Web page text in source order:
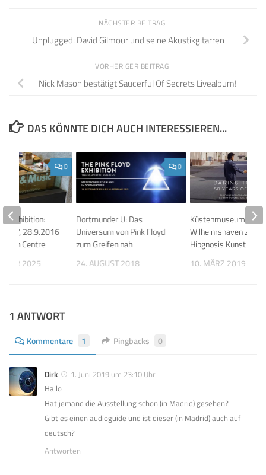
NÄCHSTER BEITRAG
Unplugged: David Gilmour und seine Akustikgitarren
VORHERIGER BEITRAG
Nick Mason bestätigt Saucerful Of Secrets Livealbum!
DAS KÖNNTE DICH AUCH INTERESSIEREN...
0
Dortmunder U: Das
Universum von Pink Floyd
zum Greifen nah
24. AUGUST 2018
Küstenmuseum
Wilhelmshaven zeigt
Hipgnosis Kunst
10. MÄRZ 2019
0
Exhibition:
28.9.2016
Centre
2025
1 ANTWORT
Kommentare 1 Pingbacks 0
Dirk
1. Juni 2019 um 23:10 Uhr
Hallo
Hat jemand die Ausstellung schon (in Madrid) gesehen?
Gibt es einen audioguide und ist dieser (in Madrid) auch auf
deutsch?
Antworten